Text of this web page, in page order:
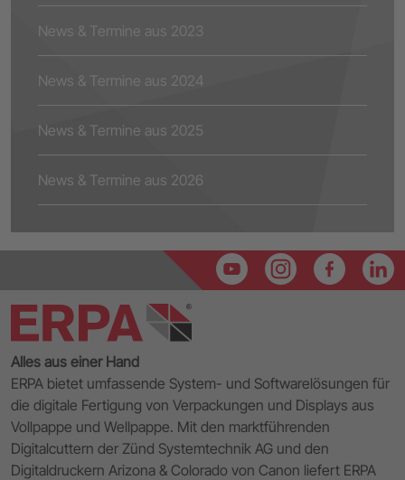
News & Termine aus 2023
News & Termine aus 2024
News & Termine aus 2025
News & Termine aus 2026
Alles aus einer Hand
ERPA bietet umfassende System- und Softwarelösungen für
die digitale Fertigung von Verpackungen und Displays aus
Vollpappe und Wellpappe. Mit den marktführenden
Digitalcuttern der Zünd Systemtechnik AG und den
Digitaldruckern Arizona & Colorado von Canon liefert ERPA